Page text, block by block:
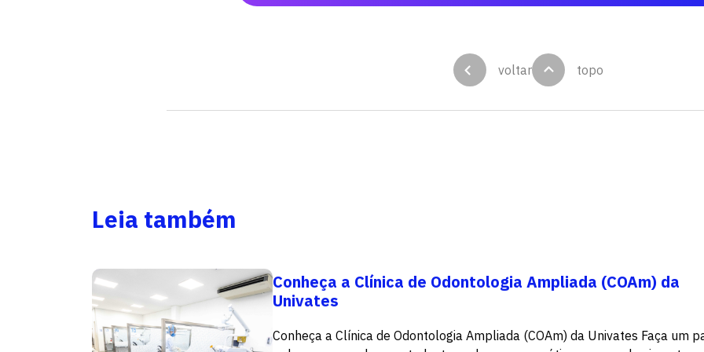
voltar topo
Leia também
Conheça a Clínica de Odontologia Ampliada (COAm) da
Univates
Conheça a Clínica de Odontologia Ampliada (COAm) da Univates Faça um